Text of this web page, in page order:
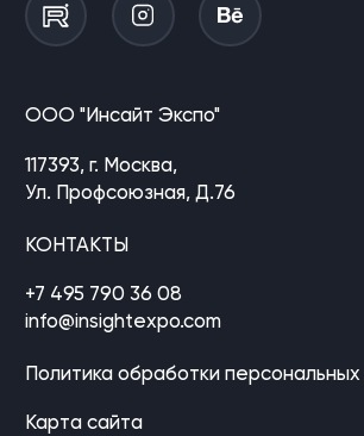
ООО "Инсайт Экспо"
117393, г. Москва,
Ул. Профсоюзная, Д.76
КОНТАКТЫ
+7 495 790 36 08
info@insightexpo.com
Политика обработки
Карта сайта